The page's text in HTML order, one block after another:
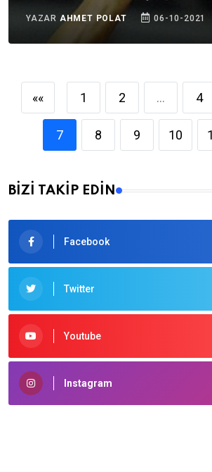
YAZAR AHMET POLAT 06-10-2021
«« 1 2 ... 4
7 8 9 10
BİZİ TAKİP EDİN
Facebook
Twitter
Youtube
Instagram